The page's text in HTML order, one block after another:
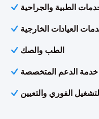
الطبية والجراحية
العيادات الخارجية
الطب والصك
خدمة الدعم المتخصصة
الفوري والتعيين